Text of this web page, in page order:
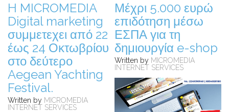
H MICROMEDIA
Digital marketing
συμμετεχει από 22
έως 24 Οκτωβρίου
στο δεύτερο
Aegean Yachting
Festival.
Written by MICROMEDIA
INTERNET SERVICES
Μέχρι 5.000 ευρώ
επιδότηση μέσω
ΕΣΠΑ για τη
δημιουργία e-shop
Written by MICROMEDIA
INTERNET SERVICES